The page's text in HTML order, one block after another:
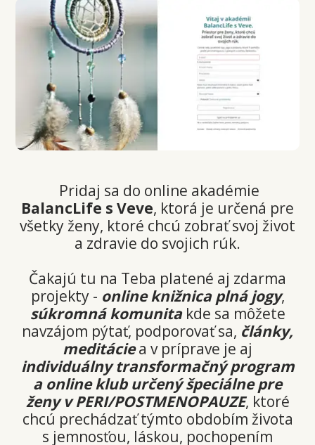
Pridaj sa do online akadémie
BalancLife s Veve, ktorá je určená pre
všetky ženy, ktoré chcú zobrať svoj život
a zdravie do svojich rúk.
Čakajú tu na Teba platené aj zdarma
projekty - online knižnica plná jogy,
súkromná komunitakde sa môžete
navzájom pýtať, podporovať sa, články,
meditáciea v príprave je aj
individuálny transformačný program
a online klub určený špeciálne pre
ženy v PERI/POSTMENOPAUZE, ktoré
chcú prechádzať týmto obdobím života
s jemnosťou, láskou, pochopením